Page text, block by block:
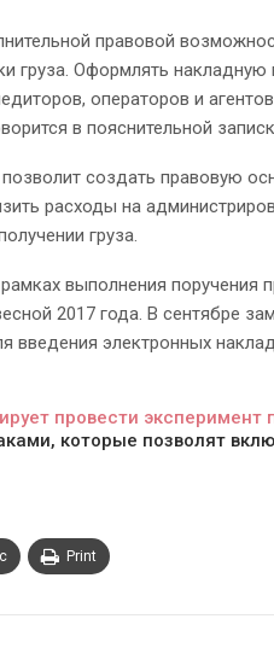
правовой
груза. Оформлять накладную
операторов и
в пояснительной
создать правовую
расходы на
груза.
выполнения поручения
2017 года. В сентябре
введения электронных
провести эксперимент
которые позволят
Print